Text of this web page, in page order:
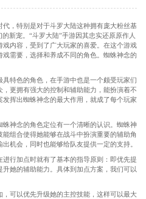
，特别是对于斗罗大陆这种拥有庞大粉丝基
新宠。“斗罗大陆”手游因其忠实还原原作人
内容，受到了广大玩家的喜爱。在这个游戏
需要，选择和养成不同的角色。蜘蛛神念的
特色的角色，在手游中也是一个颇受玩家们
更拥有强大的控制和辅助能力，能扮演着不
挥出蜘蛛神念的最大作用，就成了每个玩家
神念的角色定位有一个清晰的认识。蜘蛛神
组合使得她能够在战斗中扮演重要的辅助角
机会，同时也能够给队友提供一定的支持。
行加点时就有了基本的指导原则：即优先提
她的辅助能力。具体到加点方案，我们可以
可以优先升级她的主控技能，这样可以最大